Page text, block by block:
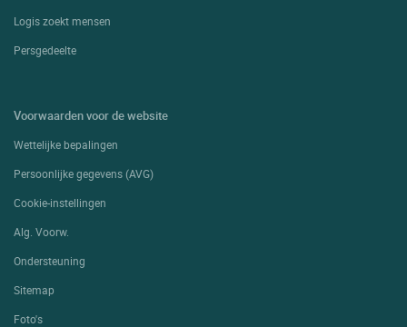
Logis zoekt mensen
Persgedeelte
Voorwaarden voor de website
Wettelijke bepalingen
Persoonlijke gegevens (AVG)
Cookie-instellingen
Alg. Voorw.
Ondersteuning
Sitemap
Foto's